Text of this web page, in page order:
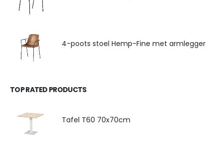
4-poots stoel Hemp-Fine met armlegger
TOP RATED PRODUCTS
Tafel T60 70x70cm